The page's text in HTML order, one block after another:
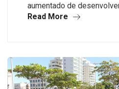
aumentado de
Read More